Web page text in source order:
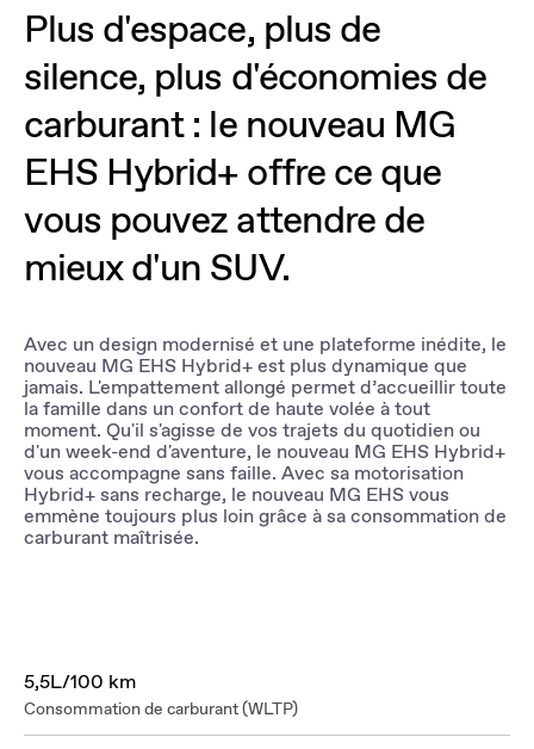
Plus d'espace, plus de
silence, plus d'économies de
carburant : le nouveau MG
EHS Hybrid+ offre ce que
vous pouvez attendre de
mieux d'un SUV.
Avec un design modernisé et une plateforme inédite, le
nouveau MG EHS Hybrid+ est plus dynamique que
jamais. L'empattement allongé permet d’accueillir toute
la famille dans un confort de haute volée à tout
moment. Qu'il s'agisse de vos trajets du quotidien ou
d'un week-end d'aventure, le nouveau MG EHS Hybrid+
vous accompagne sans faille. Avec sa motorisation
Hybrid+ sans recharge, le nouveau MG EHS vous
emmène toujours plus loin grâce à sa consommation de
carburant maîtrisée.
5,5L/100 km
Consommation de carburant (WLTP)